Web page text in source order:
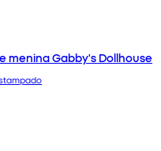
menina Gabby's Dollhouse